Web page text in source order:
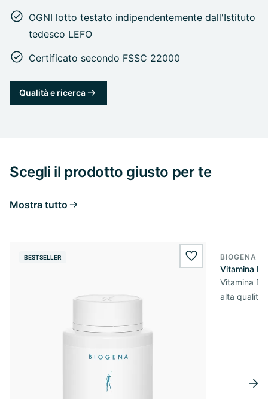
OGNI lotto testato indipendentemente dall'Istituto
tedesco LEFO
Certificato secondo FSSC 22000
Qualità e ricerca
Scegli il prodotto giusto per te
Mostra tutto
BESTSELLER wishlist.add
BIOGENA
Vitamina
Vitamina
alta qualità